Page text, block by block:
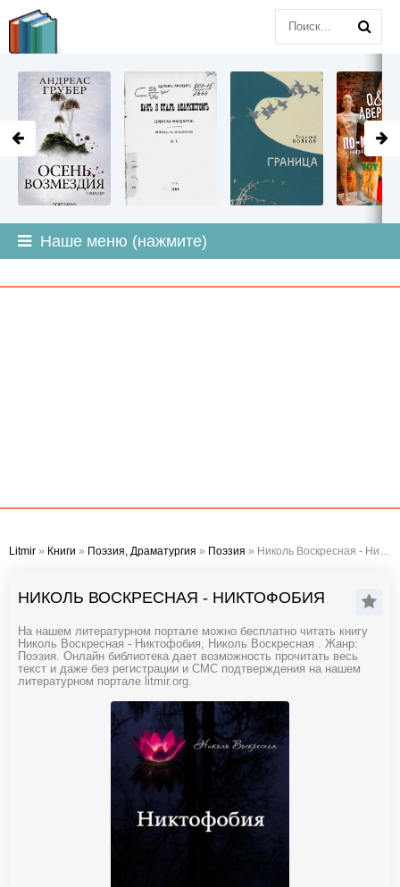
Наше меню (нажмите)
Litmir » Книги » Поэзия, Драматургия » Поэзия » Николь Воскресная - Никтофобия
НИКОЛЬ ВОСКРЕСНАЯ - НИКТОФОБИЯ
На нашем литературном портале можно бесплатно читать книгу
Николь Воскресная - Никтофобия, Николь Воскресная . Жанр:
Поэзия. Онлайн библиотека дает возможность прочитать весь
текст и даже без регистрации и СМС подтверждения на нашем
литературном портале litmir.org.
LITMIR.ORG